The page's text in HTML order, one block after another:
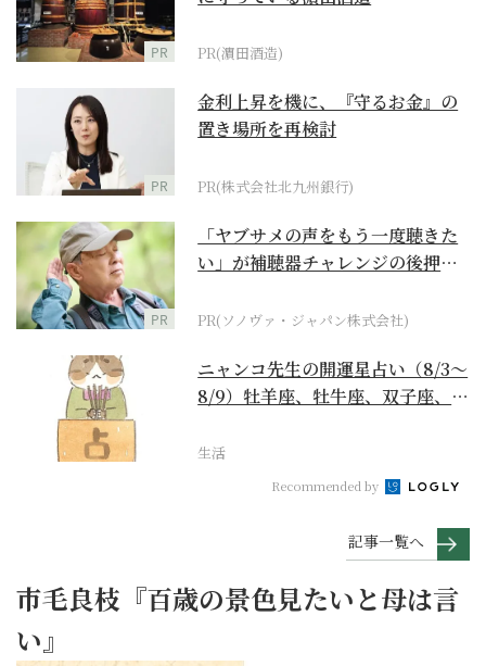
PR PR(濵田酒造)
PR
金利上昇を機に、『守るお金』の
置き場所を再検討
PR(株式会社北九州銀行)
PR
「ヤブサメの声をもう一度聴きた
い」が補聴器チャレンジの後押し
PR(ソノヴァ・ジャパン株式会社)
ニャンコ先生の開運星占い（8/3～
8/9）牡羊座、牡牛座、双子座、蟹
生活
Recommended by
記事一覧へ
市毛良枝『百歳の景色見たいと母は言
い』